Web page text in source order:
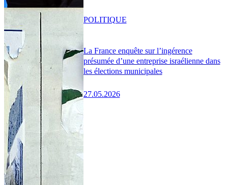
La France enquête sur l’ingérence
présumée d’une entreprise israélienne dans
les élections municipales
27.05.2026
POLITIQUE